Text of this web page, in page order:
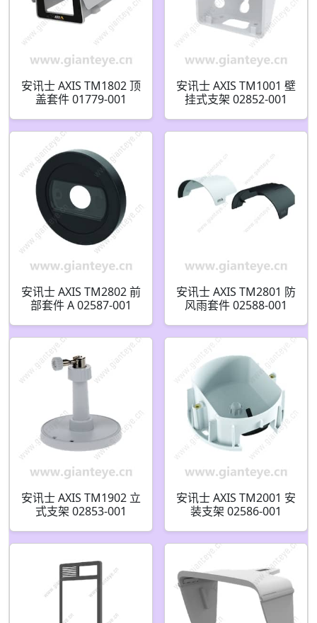
安讯士 AXIS TM1802 顶
盖套件 01779-001
安讯士 AXIS TM1001 壁
挂式支架 02852-001
安讯士 AXIS TM2802 前
部套件 A 02587-001
安讯士 AXIS TM2801 防
风雨套件 02588-001
安讯士 AXIS TM1902 立
式支架 02853-001
安讯士 AXIS TM2001 安
装支架 02586-001